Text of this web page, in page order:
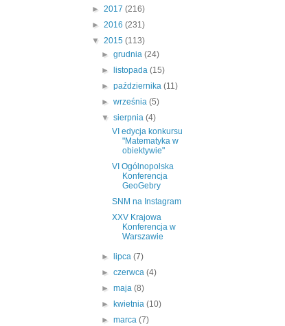
► 2017 (216)
► 2016 (231)
▼ 2015 (113)
►grudnia(24)
►
listopada(15)
►października(11)
►września(5)
▼sierpnia(4)
VI edycja konkursu
"Matematyka w
obiektywie"
VI Ogólnopolska
Konferencja
GeoGebry
SNM na Instagram
XXV Krajowa
Konferencja w
Warszawie
► lipca(7)
►czerwca(4)
►maja(8)
►
kwietnia(10)
►marca(7)